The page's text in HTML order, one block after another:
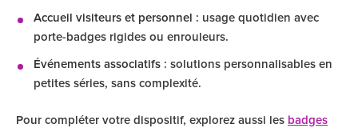
Accueil visiteurs et personnel : usage quotidien avec
porte-badges rigides ou enrouleurs.
Événements associatifs : solutions personnalisables en
petites séries, sans complexité.
Pour compléter votre dispositif, explorez aussi les badges